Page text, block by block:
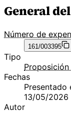
General
Número de
161/003395
Tipo
Fechas
13/05/2026
Autor